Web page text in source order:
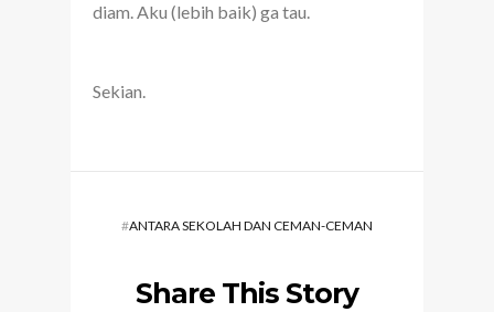
diam. Aku (lebih baik) ga tau.
Sekian.
#ANTARA SEKOLAH DAN CEMAN-CEMAN
Share This Story